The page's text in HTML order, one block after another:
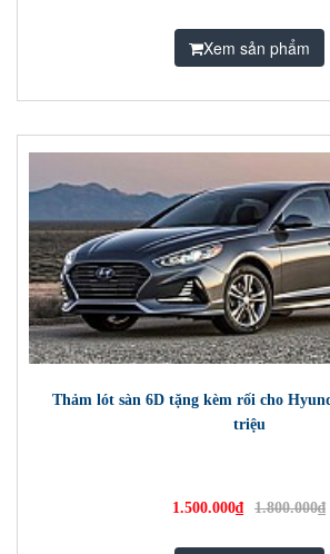
Xem sản phẩm
Thảm lót sàn 6D tặng kèm rối cho
triệu
1.500.000₫ 1.800.000₫